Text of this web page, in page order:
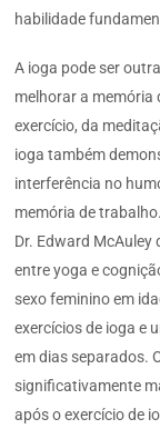
habilidade
A ioga pode ser
melhorar a memória
exercício, da
ioga também
interferência no
memória de
Dr. Edward McAuley
entre yoga e
sexo feminino em
exercícios de ioga e
em dias separados.
significativamente
após o exercício de